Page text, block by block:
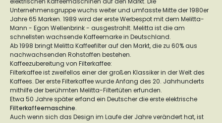
Unternehmensgruppe wuchs weiter und umfasste Mitte der 1980er
Jahre 65 Marken. 1989 wird der erste Werbespot mit dem Melitta-
Mann - Egon Wellenbrink - ausgestrahlt. Melitta ist die am
schnellsten wachsende Kaffeemarke in Deutschland.
Ab 1998 bringt Melitta Kaffeefilter auf den Markt, die zu 60% aus
nachwachsenden Rohstoffen bestehen.
Kaffeezubereitung von Filterkaffee:
Filterkaffee ist zweifellos einer der großen Klassiker in der Welt des
Kaffees. Der erste Filterkaffee wurde Anfang des 20. Jahrhunderts
mithilfe der berühmten Melitta-Filtertüten erfunden.
Etwa 50 Jahre später erfand ein Deutscher die erste elektrische
Filterkaffeemaschine.
Auch wenn sich das Design im Laufe der Jahre verändert hat, ist